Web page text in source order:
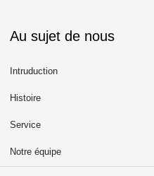
Au sujet de nous
Intruduction
Histoire
Service
Notre équipe